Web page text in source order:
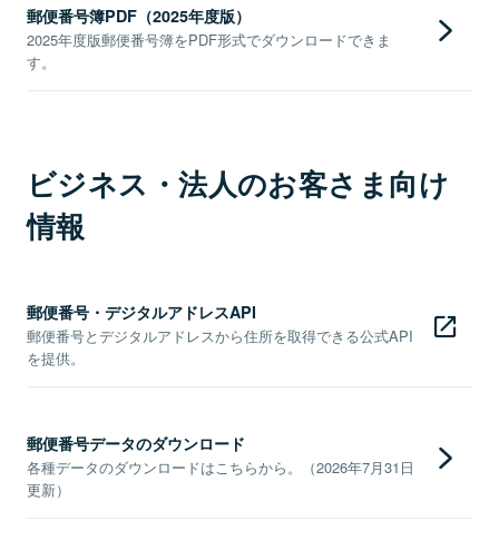
郵便番号簿PDF（2025年度版）
2025年度版郵便番号簿をPDF形式でダウンロードできま
す。
ビジネス・法人のお客さま向け
情報
郵便番号・デジタルアドレスAPI
郵便番号とデジタルアドレスから住所を取得できる公式API
を提供。
郵便番号データのダウンロード
各種データのダウンロードはこちらから。（2026年7月31日
更新）